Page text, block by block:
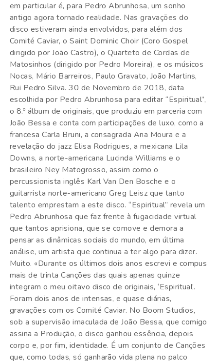
em particular é, para Pedro Abrunhosa, um sonho
antigo agora tornado realidade. Nas gravações do
disco estiveram ainda envolvidos, para além dos
Comité Caviar, o Saint Dominic Choir (Coro Gospel
dirigido por João Castro), o Quarteto de Cordas de
Matosinhos (dirigido por Pedro Moreira), e os músicos
Nocas, Mário Barreiros, Paulo Gravato, João Martins,
Rui Pedro Silva. 30 de Novembro de 2018, data
escolhida por Pedro Abrunhosa para editar “Espiritual”,
o 8.º álbum de originais, que produziu em parceria com
João Bessa e conta com participações de luxo, como a
francesa Carla Bruni, a consagrada Ana Moura e a
revelação do jazz Elisa Rodrigues, a mexicana Lila
Downs, a norte-americana Lucinda Williams e o
brasileiro Ney Matogrosso, assim como o
percussionista inglês Karl Van Den Bosche e o
guitarrista norte-americano Greg Leisz que tanto
talento emprestam a este disco. “Espiritual” revela um
Pedro Abrunhosa que faz frente à fugacidade virtual
que tantos aprisiona, que se comove e demora a
pensar as dinâmicas sociais do mundo, em última
análise, um artista que continua a ter algo para dizer.
Muito. «Durante os últimos dois anos escrevi e compus
mais de trinta Canções das quais apenas quinze
integram o meu oitavo disco de originais, ‘Espiritual’.
Foram dois anos de intensas, e quase diárias,
gravações com os Comité Caviar. No Boom Studios,
sob a supervisão imaculada de João Bessa, que comigo
assina a Produção, o disco ganhou essência, depois
corpo e, por fim, identidade. É um conjunto de Canções
que, como todas, só ganharão vida plena no palco